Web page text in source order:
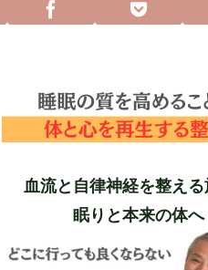
血流と自律神経を整え
眠りと本来の体へ